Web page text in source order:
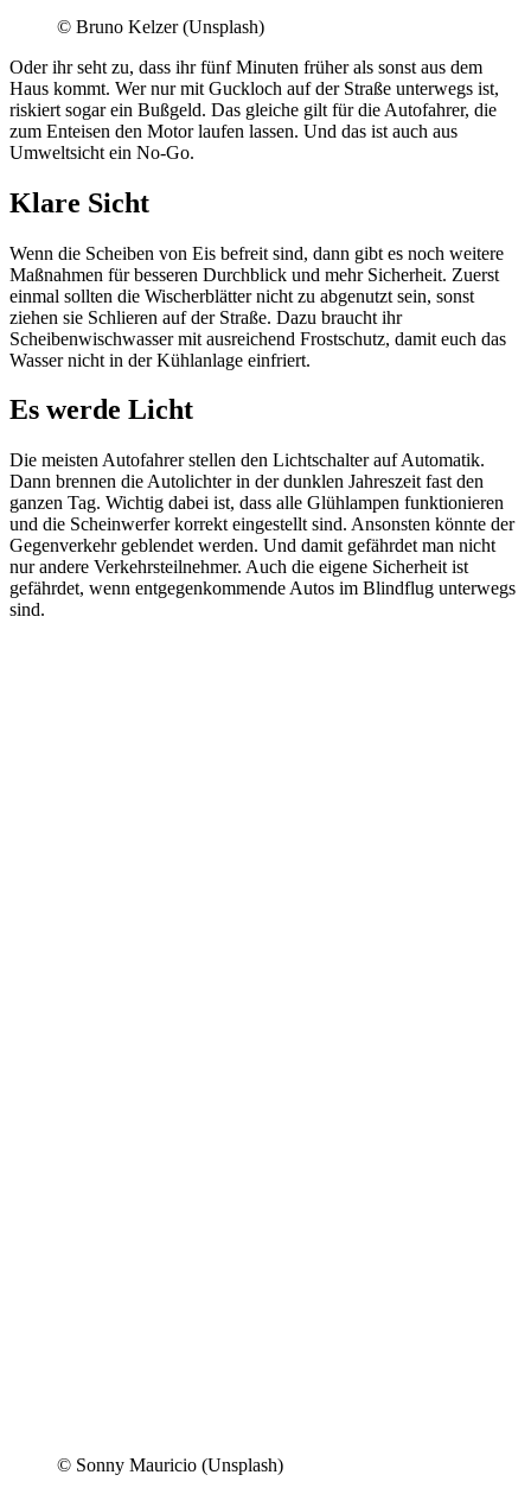
© Bruno Kelzer (Unsplash)
Oder ihr seht zu, dass ihr fünf Minuten früher als sonst aus dem
Haus kommt. Wer nur mit Guckloch auf der Straße unterwegs ist,
riskiert sogar ein Bußgeld. Das gleiche gilt für die Autofahrer, die
zum Enteisen den Motor laufen lassen. Und das ist auch aus
Umweltsicht ein No-Go.
Klare Sicht
Wenn die Scheiben von Eis befreit sind, dann gibt es noch weitere
Maßnahmen für besseren Durchblick und mehr Sicherheit. Zuerst
einmal sollten die Wischerblätter nicht zu abgenutzt sein, sonst
ziehen sie Schlieren auf der Straße. Dazu braucht ihr
Scheibenwischwasser mit ausreichend Frostschutz, damit euch das
Wasser nicht in der Kühlanlage einfriert.
Es werde Licht
Die meisten Autofahrer stellen den Lichtschalter auf Automatik.
Dann brennen die Autolichter in der dunklen Jahreszeit fast den
ganzen Tag. Wichtig dabei ist, dass alle Glühlampen funktionieren
und die Scheinwerfer korrekt eingestellt sind. Ansonsten könnte der
Gegenverkehr geblendet werden. Und damit gefährdet man nicht
nur andere Verkehrsteilnehmer. Auch die eigene Sicherheit ist
gefährdet, wenn entgegenkommende Autos im Blindflug unterwegs
sind.
© Sonny Mauricio (Unsplash)